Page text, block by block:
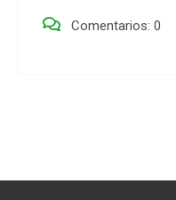
Comentarios: 0